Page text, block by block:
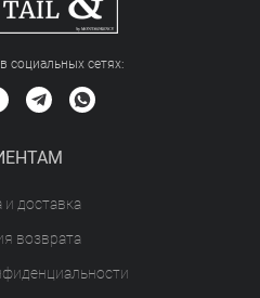
социальных сетяx:
и доставка
возврата